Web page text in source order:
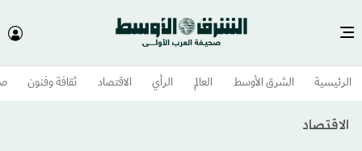
الرئيسية الشرق الأوسط​ العالم الرأي الاقتصاد ثقافة وفنون
الاقتصاد